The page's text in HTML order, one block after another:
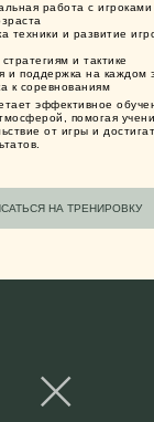
НА ТРЕНИРОВКУ
работа с игроками
техники и развитие
и тактике
и поддержка на каждом
к соревнованиям
эффективное
помогая
от игры и